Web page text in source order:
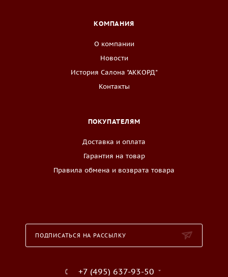
КОМПАНИЯ
О компании
Новости
История Салона "АККОРД"
Контакты
ПОКУПАТЕЛЯМ
Доставка и оплата
Гарантия на товар
Правила обмена и возврата товара
ПОДПИСАТЬСЯ НА РАССЫЛКУ
+7 (495) 637-93-50